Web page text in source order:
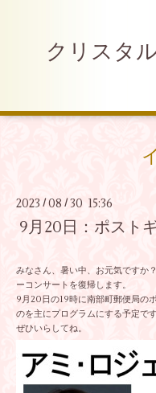
クリスタ
2023 /08 /30 15:36
9月20日：ポスト
みなさん、暑い中、お元気ですか
ーコンサートを復帰します。
9月20日の19時に南部町郵便局の
のを主にプログラムにする予定です
ぜひいらしてね。